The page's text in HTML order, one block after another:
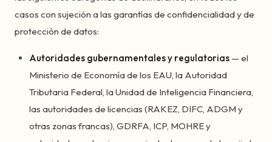
casos con sujeción a las garantías de confidencialidad y de
protección de datos:
Autoridades gubernamentales y regulatorias — el
Ministerio de Economía de los EAU, la Autoridad
Tributaria Federal, la Unidad de Inteligencia Financiera,
las autoridades de licencias (RAKEZ, DIFC, ADGM y
otras zonas francas), GDRFA, ICP, MOHRE y